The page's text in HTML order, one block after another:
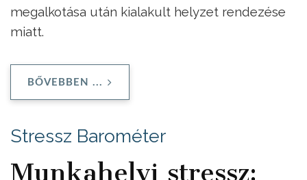
megalkotása után kialakult helyzet rendezése
miatt.
BŐVEBBEN ...
Stressz Barométer
Munkahelyi stressz: